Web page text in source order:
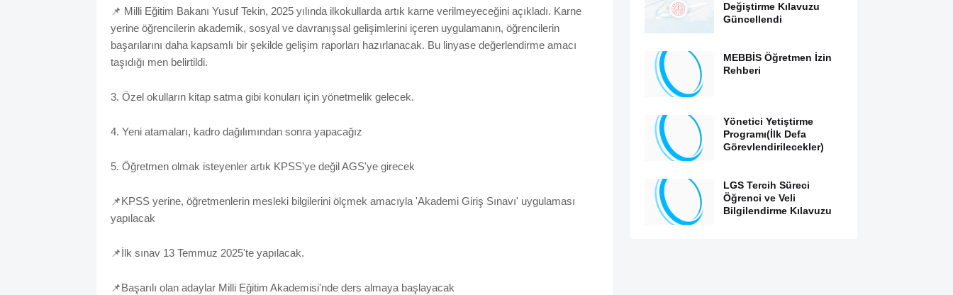
📌 Milli Eğitim Bakanı Yusuf Tekin, 2025 yılında ilkokullarda artık karne verilmeyeceğini açıkladı. Karne
yerine öğrencilerin akademik, sosyal ve davranışsal gelişimlerini içeren uygulamanın, öğrencilerin
başarılarını daha kapsamlı bir şekilde gelişim raporları hazırlanacak. Bu linyase değerlendirme amacı
taşıdığı men belirtildi.
3. Özel okulların kitap satma gibi konuları için yönetmelik gelecek.
4. Yeni atamaları, kadro dağılımından sonra yapacağız
5. Öğretmen olmak isteyenler artık KPSS'ye değil AGS'ye girecek
📌KPSS yerine, öğretmenlerin mesleki bilgilerini ölçmek amacıyla 'Akademi Giriş Sınavı' uygulaması
yapılacak
📌İlk sınav 13 Temmuz 2025'te yapılacak.
📌Başarılı olan adaylar Milli Eğitim Akademisi'nde ders almaya başlayacak
Değiştirme Kılavuzu
Güncellendi
MEBBİS Öğretmen İzin
Rehberi
Yönetici Yetiştirme
Programı(İlk Defa
Görevlendirilecekler)
LGS Tercih Süreci
Öğrenci ve Veli
Bilgilendirme Kılavuzu